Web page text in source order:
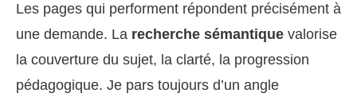
Les pages qui performent répondent précisément à
une demande. La recherche sémantique valorise
la couverture du sujet, la clarté, la progression
pédagogique. Je pars toujours d’un angle